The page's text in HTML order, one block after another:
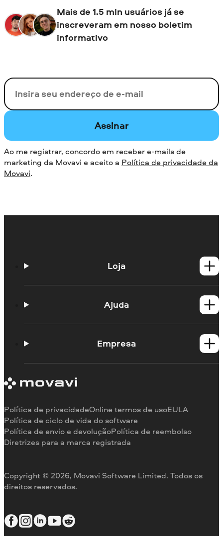
Mais de 1.5 mln usuários já se
inscreveram em nosso boletim
informativo
Seu e-mail
Assinar
Ao me registrar, concordo em receber e-mails de
marketing da Movavi e aceito a Política de privacidade da
Movavi.
Loja
Produtos para Mac Ajuda
Portal de aprendizagem
Limitações da versão de teste
Reembolso
Empresa
Testemunhos
Por que nos escolher
Para o trabalho
Copyright © 2026, Movavi Software Limited. Todos os
direitos reservados.
Política de privacidadeOnline termos de usoEULA
Política de ciclo de vida do software
Política de envio e devoluçãoPolítica de reembolso
Diretrizes para a marca registrada